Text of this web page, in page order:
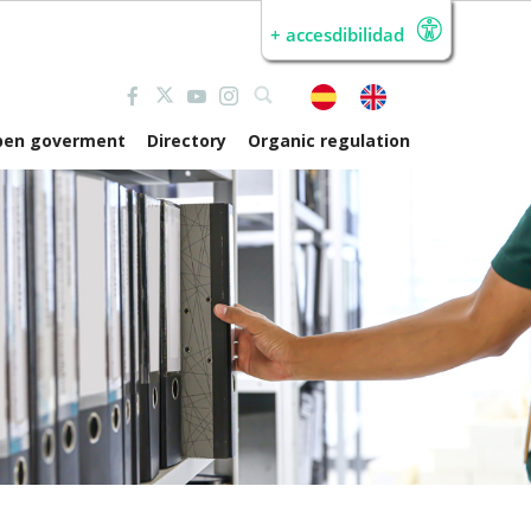
+ accesdibilidad
goverment Directory Organic regulation